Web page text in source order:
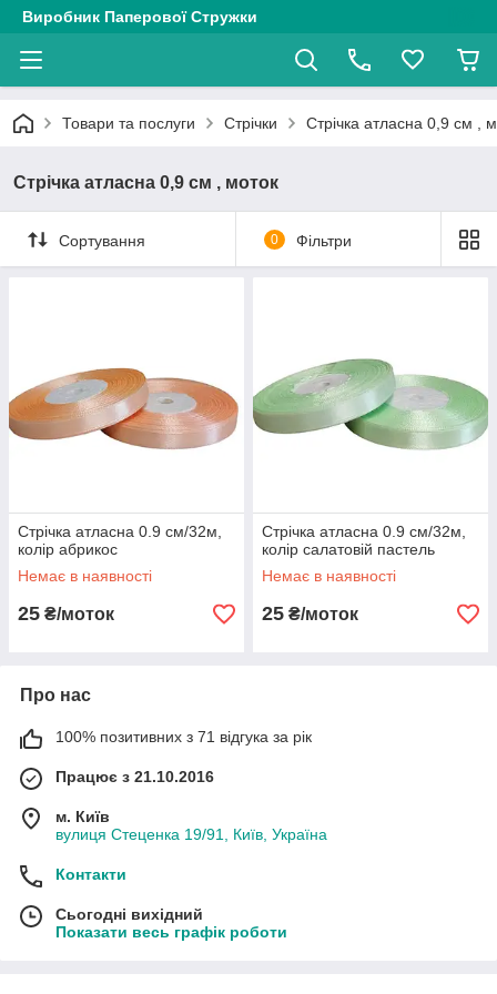
Виробник Паперової Стружки
Товари та послуги Стрічки Стрічка атласна 0,9 см ,
Стрічка атласна 0,9 см , моток
Сортування 0 Фільтри
Стрічка атласна 0.9 см/32м,
колір абрикос
Немає в наявності
25 ₴/моток
Стрічка атласна 0.9 см/32м,
колір салатовій пастель
Немає в наявності
25 ₴/моток
Про нас
100% позитивних з 71 відгука за рік
Працює з 21.10.2016
м. Київ
вулиця Стеценка 19/91, Київ, Україна
Контакти
Сьогодні вихідний
Показати весь графік роботи